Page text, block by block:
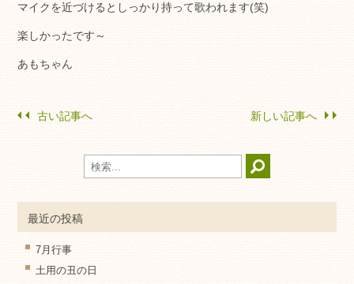
マイクを近づけるとしっかり持って歌われます(笑)
楽しかったです～
あもちゃん
古い記事へ 新しい記事へ
最近の投稿
7月行事
土用の丑の日